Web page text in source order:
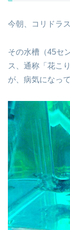
今朝、コリドラ
その水槽（45セ
ス、通称「花こ
が、病気になっ